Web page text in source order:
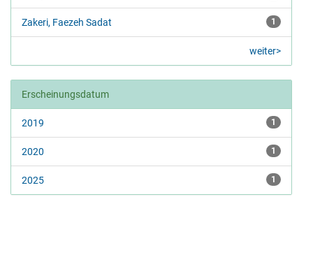
1
Zakeri, Faezeh Sadat
weiter>
Erscheinungsdatum
1
2019
1
2020
1
2025